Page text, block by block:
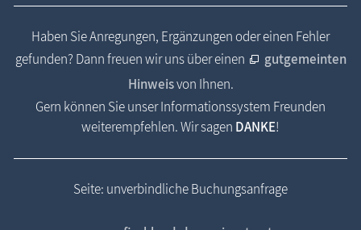
Haben Sie Anregungen, Ergänzungen oder einen Fehler
gefunden? Dann freuen wir uns über einen
gutgemeinten
Hinweisvon Ihnen.
Gern können Sie unser Informationssystem Freunden
weiterempfehlen. Wir sagen DANKE!
Seite: unverbindliche Buchungsanfrage